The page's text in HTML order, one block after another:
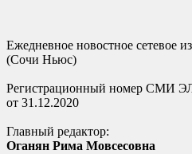
Ежедневное новостное сетевое
(Сочи Ньюс)
Регистрационный номер СМИ
от 31.12.2020
Главный редактор:
Оганян Рима Мовсесовна